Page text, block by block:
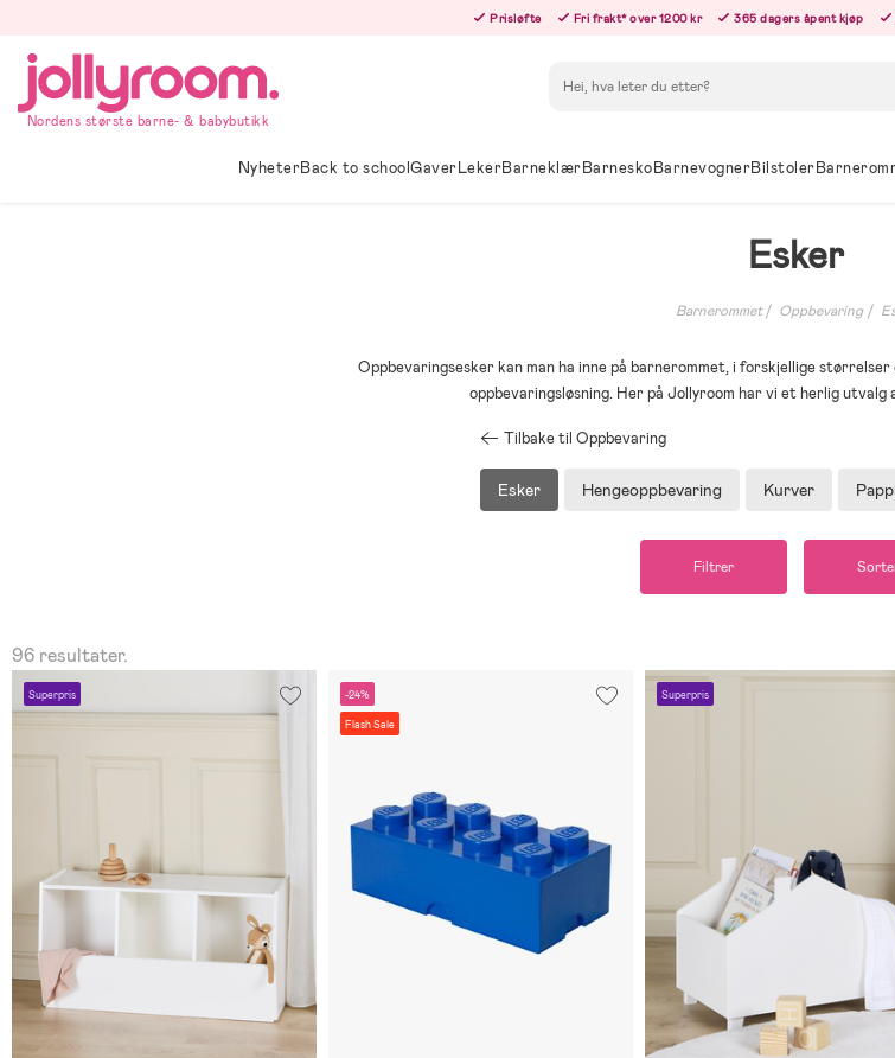
innehållet
Prisløfte Fri frakt* over 1200 kr 365 dagers åpent kjøp
Nordens største barne- & babybutikk
NyheterBack to schoolGaverLekerBarneklærBarneskoBarnevognerBilstoler
Esker
Barnerommet Oppbevaring
Oppbevaringsesker kan man ha inne på barnerommet, i forskjellige størrelser
oppbevaringsløsning. Her på Jollyroom har vi et herlig utvalg
Tilbake til Oppbevaring
Esker Hengeoppbevaring Kurver
Filtrer
96 resultater.
Superpris -24%
Flash Sale
Superpris